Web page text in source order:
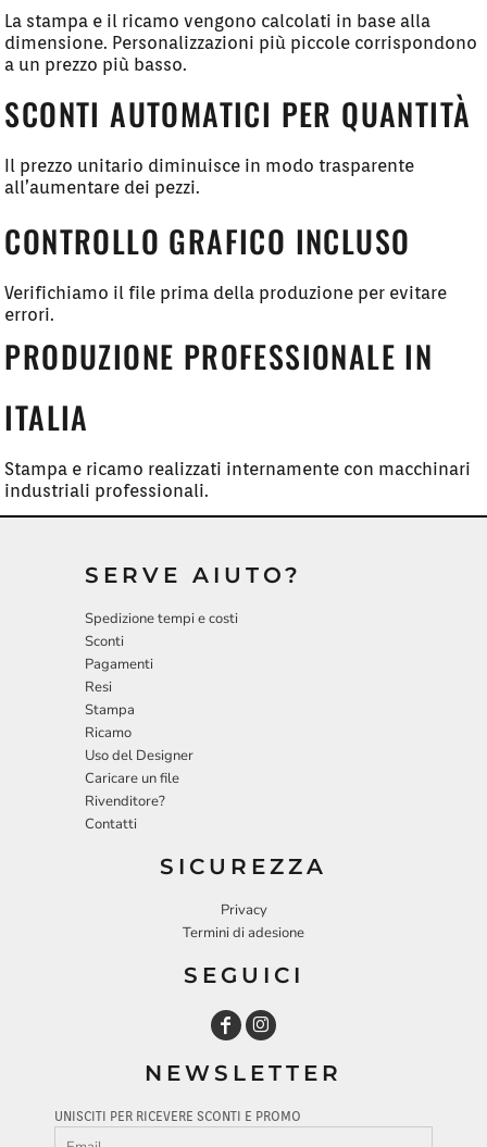
La stampa e il ricamo vengono calcolati in base alla
dimensione. Personalizzazioni più piccole corrispondono
a un prezzo più basso.
SCONTI AUTOMATICI PER QUANTITÀ
Il prezzo unitario diminuisce in modo trasparente
all’aumentare dei pezzi.
CONTROLLO GRAFICO INCLUSO
Verifichiamo il file prima della produzione per evitare
errori.
PRODUZIONE PROFESSIONALE IN
ITALIA
Stampa e ricamo realizzati internamente con macchinari
industriali professionali.
SERVE AIUTO?
Spedizione tempi e costi
Sconti
Pagamenti
Resi
Stampa
Ricamo
Uso del Designer
Caricare un file
Rivenditore?
Contatti
SICUREZZA
Privacy
Termini di adesione
SEGUICI
NEWSLETTER
UNISCITI PER RICEVERE SCONTI E PROMO